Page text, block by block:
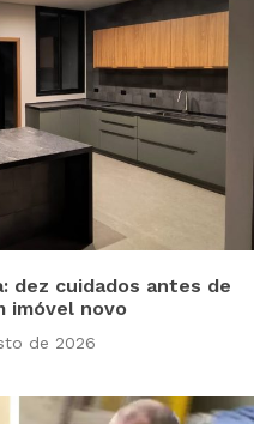
dez cuidados antes de
imóvel novo
de 2026